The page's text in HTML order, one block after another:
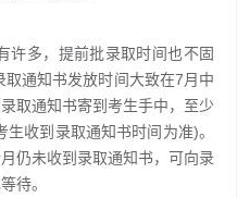
多，提前批录取时间也不固
通知书发放时间大致在7月中
取通知书寄到考生手中，至少
收到录取通知书时间为准)。
仍未收到录取通知书，可向录
待。